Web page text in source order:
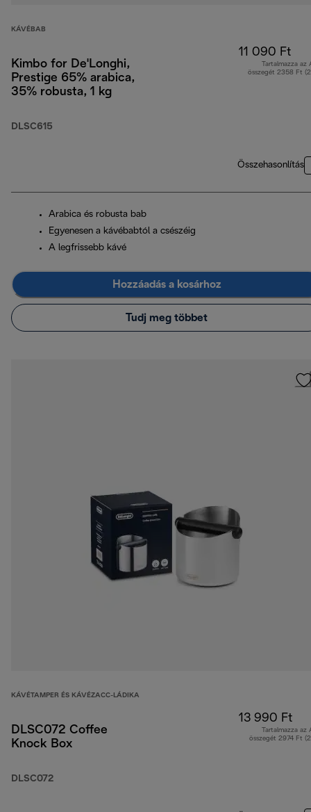
KÁVÉBAB
Kimbo for De'Longhi,
Prestige 65% arabica,
35% robusta, 1 kg
DLSC615
11 090 Ft
Tartalmazza az
összegét 2358 Ft
Összehasonlítás
Arabica és robusta bab
Egyenesen a kávébabtól a csészéig
A legfrissebb kávé
Hozzáadás a kosárhoz
Tudj meg többet
KÁVÉTAMPER ÉS KÁVÉZACC-LÁDIKA
DLSC072 Coffee
Knock Box
DLSC072
13 990 Ft
Tartalmazza az
összegét 2974 Ft